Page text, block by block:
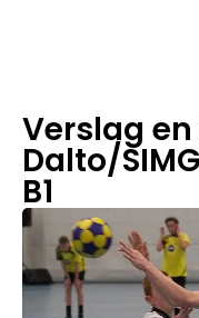
Verslag en
Dalto/
B1